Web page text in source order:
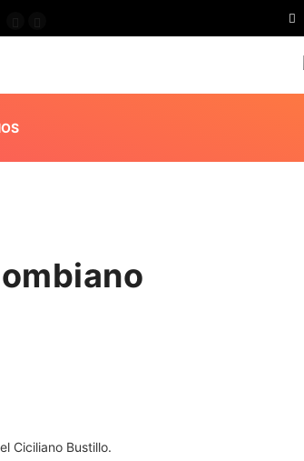
Ciciliano Bustillo.